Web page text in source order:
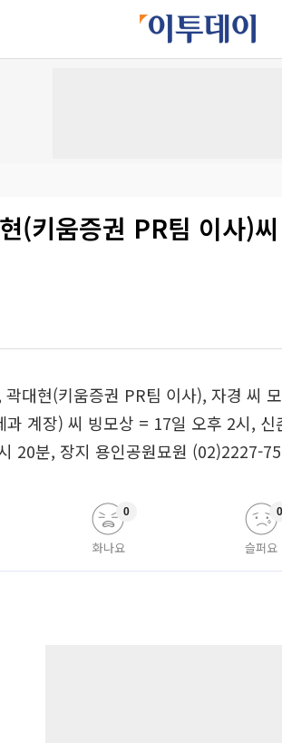
(키움증권 PR팀 이사)
대현(키움증권 PR팀 이사), 자경 씨
과 계장) 씨 빙모상 = 17일 오후 2시,
20분, 장지 용인공원묘원 (02)2227-
화나요
0
슬퍼요
0